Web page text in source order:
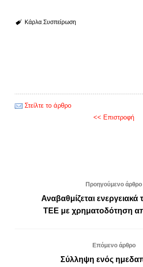
Κάρλα Συσπείρωση
Στείλτε το άρθρο
<< Επιστροφή
Προηγούμενο άρθρο
Αναβαθμίζεται ενεργειακά
ΤΕΕ με χρηματοδότηση
Επόμενο άρθρο
Σύλληψη ενός